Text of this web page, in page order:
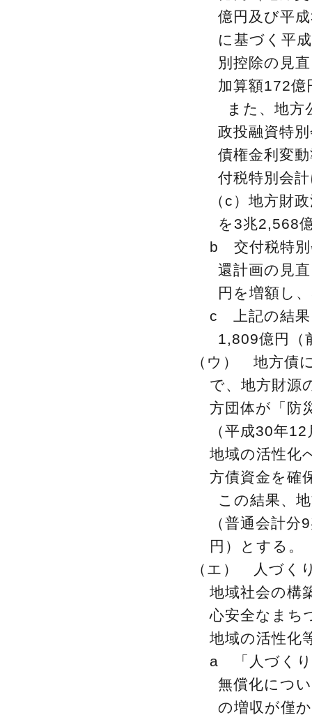
億円及び平
に基づく平
別控除の見
加算額172億
また、地方
政投融資特
債権金利変
付税特別会
（c）地方財
を3兆2,568
b 交付税特別
還計画の見
円を増額し
c 上記の結果
1,809億円（
（ウ） 地方債
で、地方財源
方団体が「防
（平成30年
地域の活性化
方債資金を確
この結果、
（普通会計
円）とする。
（エ） 人づく
地域社会の構
心安全なまち
地域の活性化
a 「人づくり
無償化につ
の増収が僅